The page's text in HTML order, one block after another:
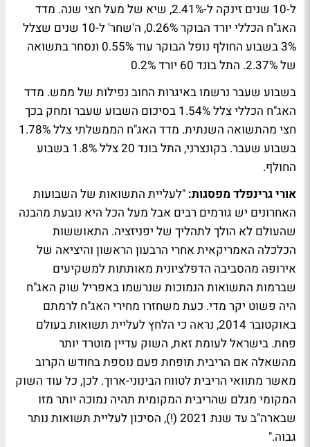
ל-10 שנים זינקה ל-2.41%, שיא של מעל חצי שנה. מדד
האג"ח הכללי יורד הבוקר 0.26%, ה'שחר' ל-10 שנים שצלל
3% בשבוע החולף נופל הבוקר עוד 0.55% ונסחר בתשואה
של 2.37%. התל בונד 60 יורד 0.2%
בשבוע שעבר נרשמו באיגרות החוב נפילות של ממש. מדד
האג"ח הכללי צלל 1.54% בסיכום השבוע שעבר ומחק בכך
חצי מהתשואה השנתית. מדד האג"ח הממשלתי צלל 1.78%
בשבוע שעבר. בקונצרני, התל בונד 20 צלל 1.8% בשבוע
החולף.
אורי גרינפלד מפסגות: "לעליית התשואות של השבועות
האחרונים יש גורמים רבים אבל מעל הכל היא נובעת מהבנה
שהעולם לא הולך לתהליך של יפניזציה. התאוששות
הכלכלה האמריקאית אחרי הרבעון הראשון והיציאה של
אירופה מהסביבה הדפלציונית מאותתות למשקיעים
שברמות התשואות הנמוכות שנרשמו באפריל שוק האג"ח
היה פשוט יקר מדי. כעת משחזרו מחירי האג"ח לרמתם
באוקטובר 2014, נראה כי הלחץ לעליית תשואות בעולם
פחת. בישראל לעומת זאת, השוק עדיין מוטרד יותר
מהשאלה אם הריבית תופחת פעם נוספת בחודש הקרוב
מאשר מתוואי הריבית לטווח הבינוני-ארוך. לכן, כל עוד השוק
המקומי מגלם שהריבית המקומית תהיה נמוכה יותר מזו
שבארה"ב עד שנת 2021 (!), הסיכון לעליית תשואות נותר
גבוה."